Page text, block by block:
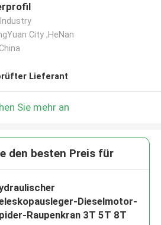
City ,HeNan
Lieferant
Sie mehr an
den besten Preis für
Dieselmotor-
Raupenkran 3T 5T ​​8T